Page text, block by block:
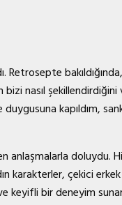
Retrosepte
nasıl
kapıldım,
anlaşmalarla doluydu.
karakterler, çekici
keyifli bir deneyim